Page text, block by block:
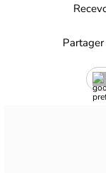
Partager